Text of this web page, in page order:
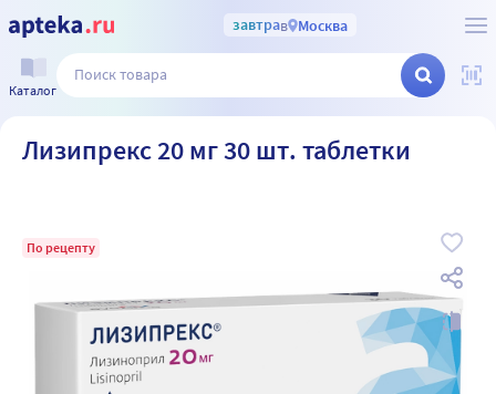
завтрав Москва
Каталог
Лизипрекс 20 мг 30 шт. таблетки
По рецепту